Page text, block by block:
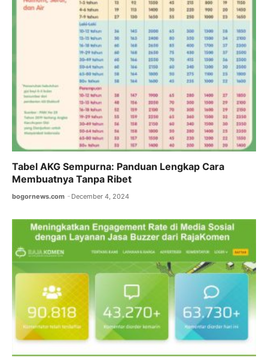
Tabel AKG Sempurna: Panduan Lengkap Cara
Membuatnya Tanpa Ribet
bogornews.com December 4, 2024